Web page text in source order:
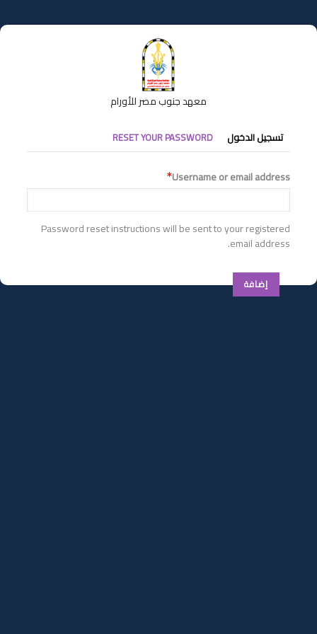
إلى
المحتوى
معهد جنوب مصر للأورام
التبويبات
الأساسية
تسجيل الدخول RESET YOUR PASSWORD
Username or email address
Password reset instructions will be sent to your registered
email address.